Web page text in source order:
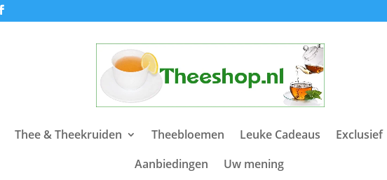
Thee & Theekruiden Theebloemen Leuke Cadeaus Exclusief
Aanbiedingen
Uw mening
/ Producten getagged “Guaranazaad”